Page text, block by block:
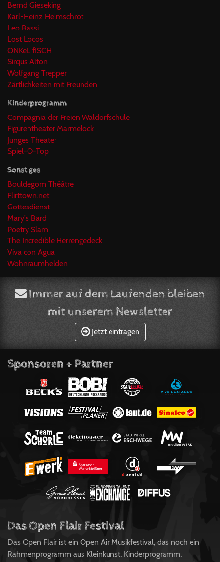
Bernd Gieseking
Karl-Heinz Helmschrot
Leo Bassi
Lost Locos
ONKeL fISCH
Sirqus Alfon
Wolfgang Trepper
Zärtlichkeiten mit Freunden
Kinderprogramm
Compagnia der Freien Waldorfschule
Figurentheater Marmelock
Junges Theater
Spiel-O-Top
Sonstiges
Bouldegom Théâtre
Flirttown.net
Gottesdienst
Mary's Bard
Poetry Slam
The Incredible Herrengedeck
Viva con Agua
Wohnraumhelden
Immer auf dem Laufenden bleiben
mit unserem Newsletter
Jetzt eintragen
Sponsoren + Partner
Das Open Flair Festival
Das Open Flair ist ein Open Air Musikfestival, das noch ein
Rahmenprogramm aus Kleinkunst, Kinderprogramm,